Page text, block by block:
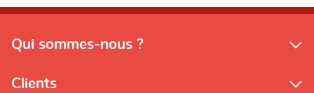
Qui sommes-nous ?
Clients